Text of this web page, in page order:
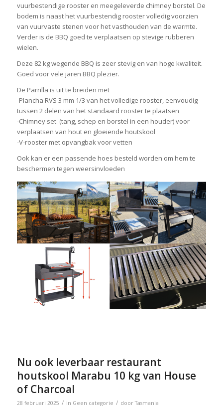
vuurbestendige rooster en meegeleverde chimney borstel. De
bodem is naast het vuurbestendig rooster volledig voorzien
van vuurvaste stenen voor het vasthouden van de warmte.
Verder is de BBQ goed te verplaatsen op stevige rubberen
wielen.
Deze 82 kg wegende BBQ is zeer stevig en van hoge kwaliteit.
Goed voor vele jaren BBQ plezier.
De Parrilla is uit te breiden met
-Plancha RVS 3 mm 1/3 van het volledige rooster, eenvoudig
tussen 2 delen van het standaard rooster te plaatsen
-Chimney set (tang, schep en borstel in een houder) voor
verplaatsen van hout en gloeiende houtskool
-V-rooster met opvangbak voor vetten
Ook kan er een passende hoes besteld worden om hem te
beschermen tegen weersinvloeden
Nu ook leverbaar restaurant
houtskool Marabu 10 kg van House
of Charcoal
28 februari 2025 / in Geen categorie / doorTasmania